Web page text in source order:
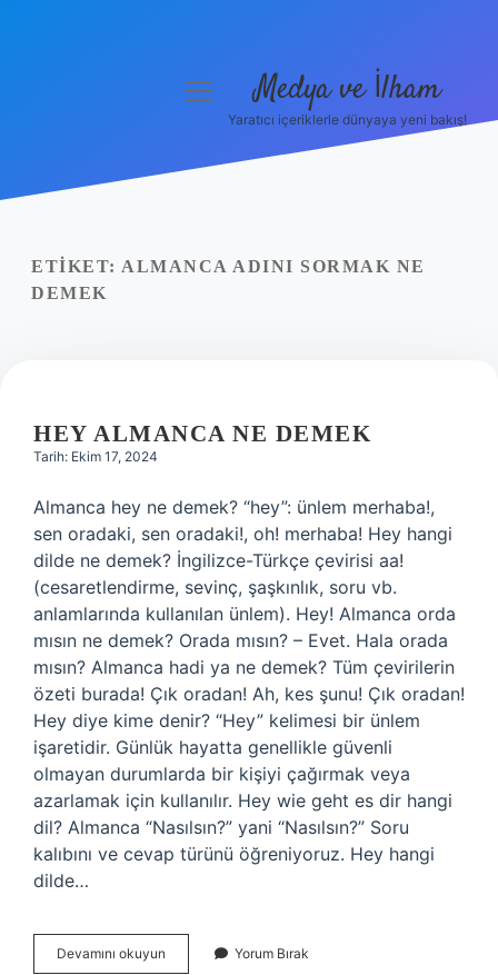
Yasal Uyarı
menüyüMedya ve İlham
Yaratıcı içeriklerle dünyaya yeni bakış!
ETIKET: ALMANCA ADINI SORMAK NE
DEMEK
HEY ALMANCA NE DEMEK
Tarih: Ekim 17, 2024
Almanca hey ne demek? “hey”: ünlem merhaba!,
sen oradaki, sen oradaki!, oh! merhaba! Hey hangi
dilde ne demek? İngilizce-Türkçe çevirisi aa!
(cesaretlendirme, sevinç, şaşkınlık, soru vb.
anlamlarında kullanılan ünlem). Hey! Almanca orda
mısın ne demek? Orada mısın? – Evet. Hala orada
mısın? Almanca hadi ya ne demek? Tüm çevirilerin
özeti burada! Çık oradan! Ah, kes şunu! Çık oradan!
Hey diye kime denir? “Hey” kelimesi bir ünlem
işaretidir. Günlük hayatta genellikle güvenli
olmayan durumlarda bir kişiyi çağırmak veya
azarlamak için kullanılır. Hey wie geht es dir hangi
dil? Almanca “Nasılsın?” yani “Nasılsın?” Soru
kalıbını ve cevap türünü öğreniyoruz. Hey hangi
dilde…
Devamını okuyun Yorum Bırak